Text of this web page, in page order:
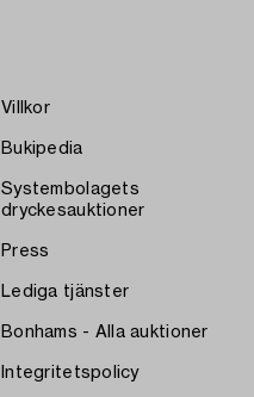
Villkor
Bukipedia
Systembolagets
dryckesauktioner
Press
Lediga tjänster
Bonhams - Alla auktioner
Integritetspolicy